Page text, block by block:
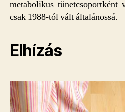
metabolikus tünetcsoportként
csak 1988-tól vált általánossá.
Elhízás